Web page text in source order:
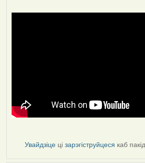
Увайдзіце цізарэгіструйцеся каб